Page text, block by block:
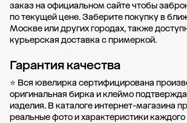
заказ на официальном сайте чтобы
по текущей цене. Заберите покупку в
Москве илидругих городах, также
курьерская доставка с примеркой.
Гарантия качества
⭐ Вся ювелирка сертифицирована
оригинальная бирка и клеймо
изделия. В каталоге интернет-магазина
реальные фото и характеристики